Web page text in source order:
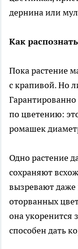
дернина или
Как
Пока растение
с крапивой. Но
по цветению:
ромашек
Одно растение
сохраняют
вызревают
оторванных
она укоренится
способен дать